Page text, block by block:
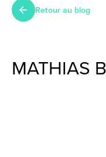
Retour au blog
MATHIAS